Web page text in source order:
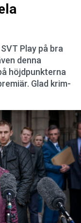
Play på bra
denna
höjdpunkterna
Glad krim-